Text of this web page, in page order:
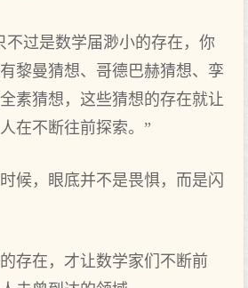
不过是数学届渺小的存在，你
黎曼猜想、哥德巴赫猜想、孪
素猜想，这些猜想的存在就让
在不断往前探索。”
候，眼底并不是畏惧，而是闪
存在，才让数学家们不断前